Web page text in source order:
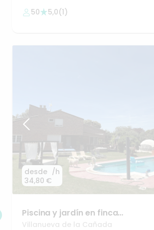
50
5,0(1)
desde
34,80 €
/h
Piscina y jardín en finca
privadaenBoadilla del
Villanueva de la Cañada